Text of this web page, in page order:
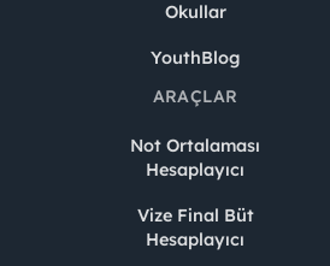
Okullar
YouthBlog
ARAÇLAR
Not Ortalaması
Hesaplayıcı
Vize Final Büt
Hesaplayıcı